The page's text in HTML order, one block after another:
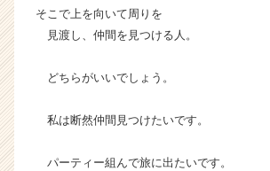
そこで上を向いて周りを
見渡し、仲間を見つける人。
どちらがいいでしょう。
私は断然仲間見つけたいです。
パーティー組んで旅に出たいです。